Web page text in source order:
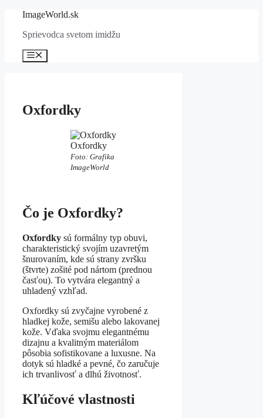
Preskočiť
obsah
ImageWorld.sk
Sprievodca svetom imidžu
Menu
Oxfordky
Oxfordky
Foto: Grafika
ImageWorld
Čo je Oxfordky?
Oxfordky sú formálny typ obuvi,
charakteristický svojím uzavretým
šnurovaním, kde sú strany zvršku
(štvrte) zošité pod nártom (prednou
časťou). To vytvára elegantný a
uhladený vzhľad.
Oxfordky sú zvyčajne vyrobené z
hladkej kože, semišu alebo lakovanej
kože. Vďaka svojmu elegantnému
dizajnu a kvalitným materiálom
pôsobia sofistikovane a luxusne. Na
dotyk sú hladké a pevné, čo zaručuje
ich trvanlivosť a dlhú životnosť.
Kľúčové vlastnosti